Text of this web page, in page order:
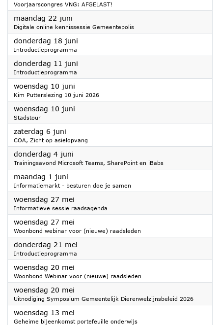
Voorjaarscongres VNG: AFGELAST!
maandag 22 juni
Digitale online kennissessie Gemeentepolis
donderdag 18 juni
Introductieprogramma
donderdag 11 juni
Introductieprogramma
woensdag 10 juni
Kim Putterslezing 10 juni 2026
woensdag 10 juni
Stadstour
zaterdag 6 juni
COA, Zicht op asielopvang
donderdag 4 juni
Trainingsavond Microsoft Teams, SharePoint en iBabs
maandag 1 juni
Informatiemarkt - besturen doe je samen
woensdag 27 mei
Informatieve sessie raadsagenda
woensdag 27 mei
Woonbond webinar voor (nieuwe) raadsleden
donderdag 21 mei
Introductieprogramma
woensdag 20 mei
Woonbond Webinar voor (nieuwe) raadsleden
woensdag 20 mei
Uitnodiging Symposium Gemeentelijk Dierenwelzijnsbeleid 2026
woensdag 13 mei
Geheime bijeenkomst portefeuille onderwijs